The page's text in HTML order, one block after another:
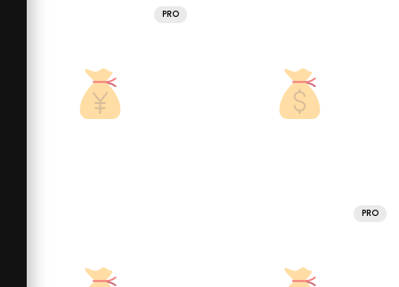
PRO
PRO